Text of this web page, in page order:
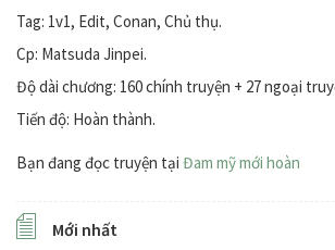
Tag: 1v1, Edit, Conan, Chủ thụ.
Cp: Matsuda Jinpei.
Độ dài chương: 160 chính truyện + 27 ngoại
Tiến độ: Hoàn thành.
Bạn đang đọc truyện tại Đam mỹ mới hoàn
Mới nhất